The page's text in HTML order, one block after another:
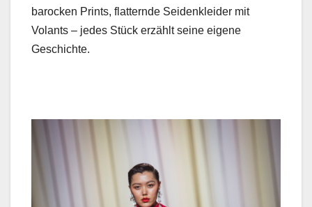
barock­en Prints, flat­ternde Sei­den­klei­der mit
Volants – jedes Stück erzählt seine eigene
Geschichte.